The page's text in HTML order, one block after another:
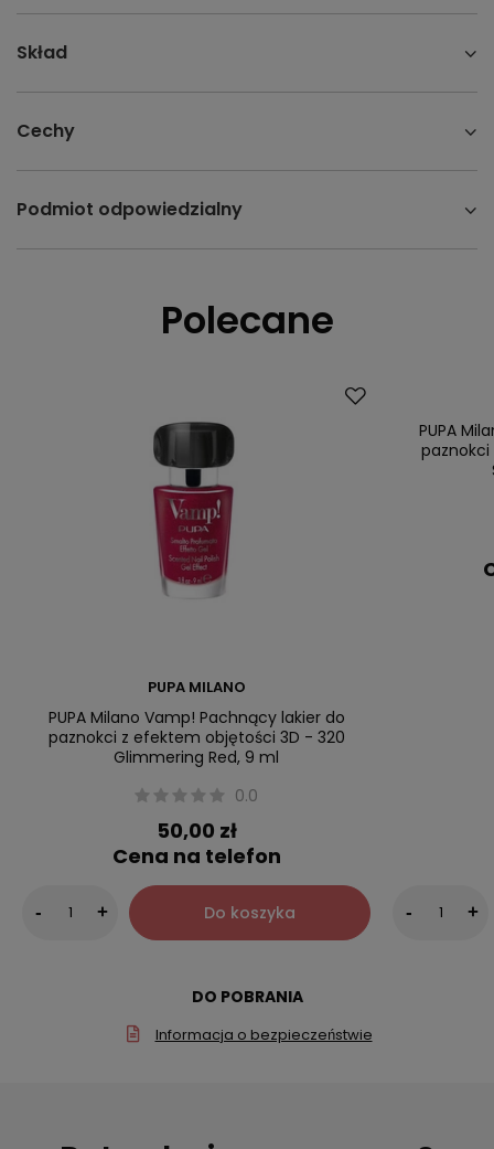
Skład
Cechy
Podmiot odpowiedzialny
Polecane
PUPA MILANO
PUPA Milano Vamp! Pachnący lakier do
paznokci z efektem objętości 3D - 320
Glimmering Red, 9 ml
0.0
50,00 zł
Cena na telefon
- + Do koszyka
PUPA
- +
DO POBRANIA
Informacja o bezpieczeństwie